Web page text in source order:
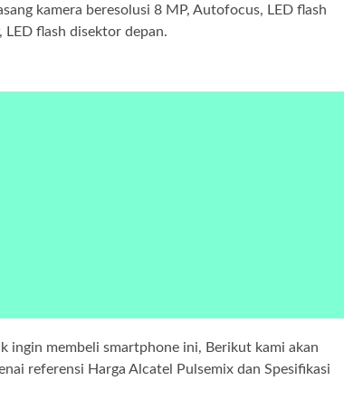
kamera beresolusi 8 MP, Autofocus, LED flash
LED flash disektor depan.
ingin membeli smartphone ini, Berikut kami akan
referensi Harga Alcatel Pulsemix dan Spesifikasi